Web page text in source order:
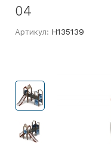
04
Артикул: Н135139